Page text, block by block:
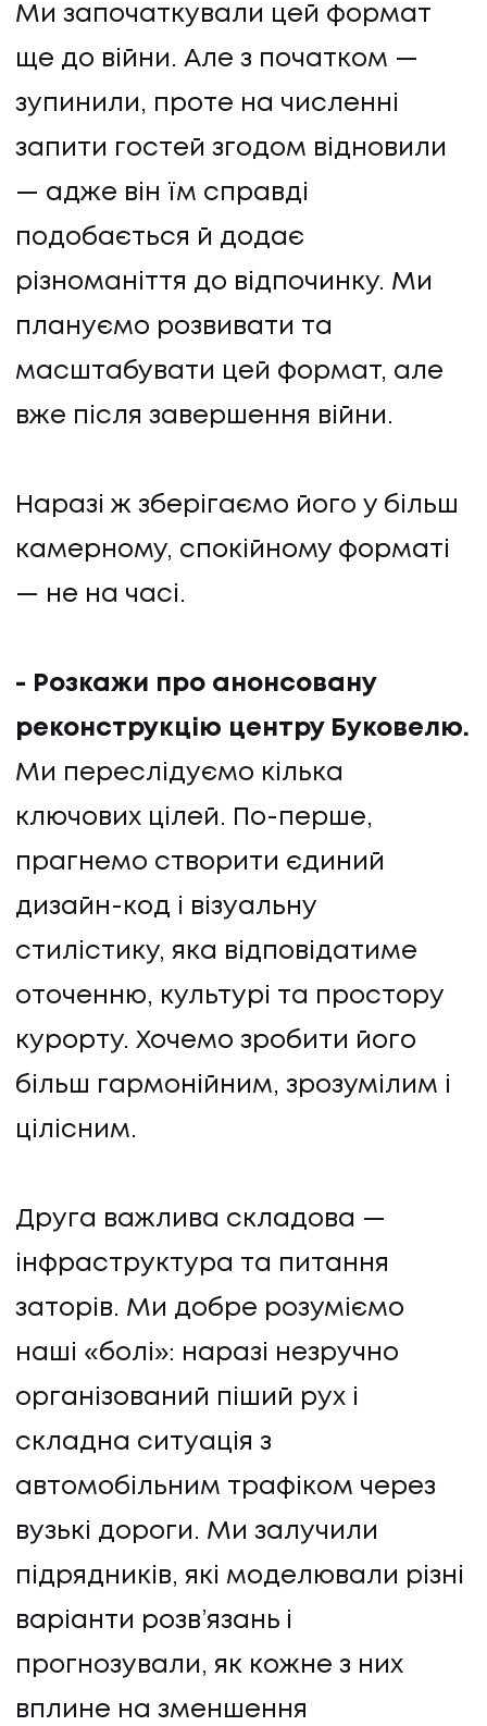
Ми започаткували цей формат
ще до війни. Але з початком —
зупинили, проте на численні
запити гостей згодом відновили
— адже він їм справді
подобається й додає
різноманіття до відпочинку. Ми
плануємо розвивати та
масштабувати цей формат, але
вже після завершення війни.
Наразі ж зберігаємо його у більш
камерному, спокійному форматі
— не на часі.
- Розкажи про анонсовану
реконструкцію центру Буковелю.
Ми переслідуємо кілька
ключових цілей. По-перше,
прагнемо створити єдиний
дизайн-код і візуальну
стилістику, яка відповідатиме
оточенню, культурі та простору
курорту. Хочемо зробити його
більш гармонійним, зрозумілим і
цілісним.
Друга важлива складова —
інфраструктура та питання
заторів. Ми добре розуміємо
наші «болі»: наразі незручно
організований піший рух і
складна ситуація з
автомобільним трафіком через
вузькі дороги. Ми залучили
підрядників, які моделювали різні
варіанти розв’язань і
прогнозували, як кожне з них
вплине на зменшення
НАПИСАТИ НАМ
UA EN
UA EN